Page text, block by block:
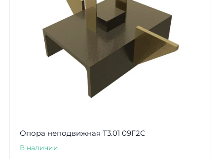
Опора неподвижная Т3.01 09Г2С
В наличии